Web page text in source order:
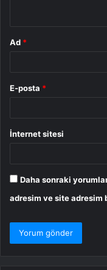
Ad *
E-posta *
İnternet sitesi
Daha sonraki
adresim ve site adresim